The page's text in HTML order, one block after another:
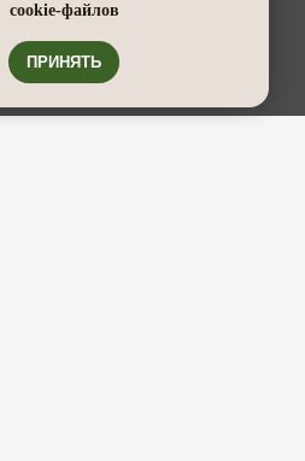
cookie-файлов
ПРИНЯТЬ